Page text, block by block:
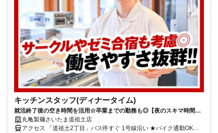
キッチンスタッフ(ディナータイム)
就活終了後の空き時間を活用☆卒業までの勤務も◎【夜のスキマ時間で
OK】学生さん活躍中！友達と応募も◎まかない有！週1日～／1日3h～
OK◎
丸亀製麺さいたま道祖土店
アクセス 「道祖土2丁目」バス停すぐ 1号線沿い ★バイク通勤OK！